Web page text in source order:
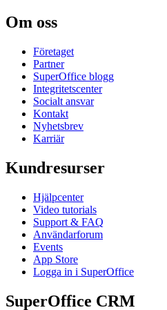
Om oss
Företaget
Partner
SuperOffice blogg
Integritetscenter
Socialt ansvar
Kontakt
Nyhetsbrev
Karriär
Kundresurser
Hjälpcenter
Video tutorials
Support & FAQ
Användarforum
Events
App Store
Logga in i SuperOffice
SuperOffice CRM